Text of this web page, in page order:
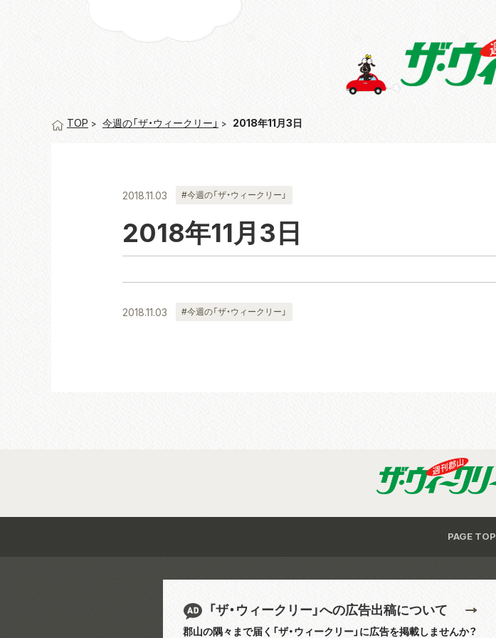
TOP 今週の「ザ・ウィークリー」 2018年11月3日
2018.11.03 #今週の「ザ・ウィークリー」
2018年11月3日
2018.11.03 #今週の「ザ・ウィークリー」
PAGE TOP
「ザ・ウィークリー」への広告出稿について
郡山の隅々まで届く「ザ・ウィークリー」に広告を掲載しませんか？